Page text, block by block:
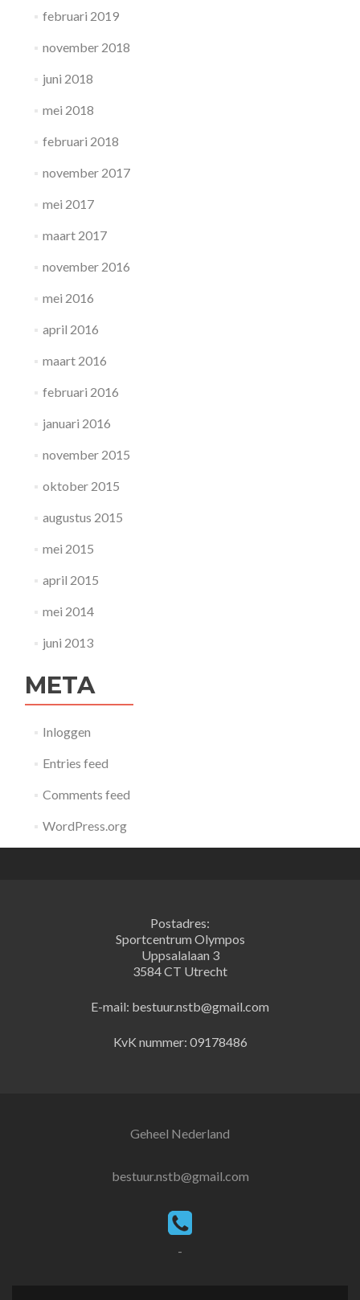
februari 2019
november 2018
juni 2018
mei 2018
februari 2018
november 2017
mei 2017
maart 2017
november 2016
mei 2016
april 2016
maart 2016
februari 2016
januari 2016
november 2015
oktober 2015
augustus 2015
mei 2015
april 2015
mei 2014
juni 2013
META
Inloggen
Entries feed
Comments feed
WordPress.org
Postadres:
Sportcentrum Olympos
Uppsalalaan 3
3584 CT Utrecht
E-mail: bestuur.nstb@gmail.com
KvK nummer: 09178486
Geheel Nederland
bestuur.nstb@gmail.com
-